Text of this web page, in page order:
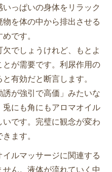
っぱいの身体をリラック
を体の中から排出させる
です。
でしょうけれど、もとよ
が需要です。利尿作用の
有効だと断言します。
誘が強引で高価」みたいな
にも角にもアロマオイル
です。完璧に観念が変わ
ます。
ルマッサージに関連する
ん。液体が流れていく中